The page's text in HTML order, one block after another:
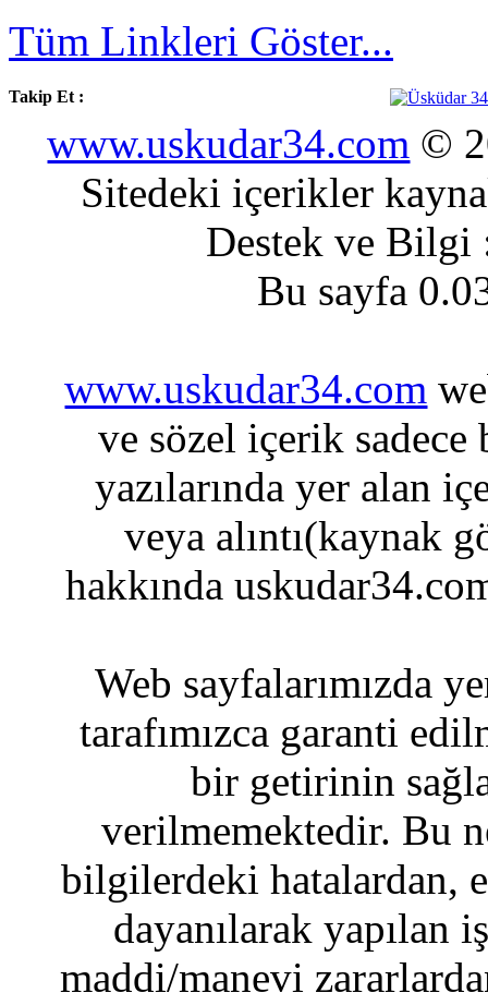
Tüm Linkleri Göster...
Takip Et :
www.uskudar34.com ©
Sitedeki içerikler
Destek ve
Bu sayfa
www.uskudar34.com
ve sözel içerik sadece
yazılarında yer alan
veya alıntı(kaynak
hakkında
Web sayfalarımızda
tarafımızca garanti
bir getirinin
verilmemektedir. Bu
bilgilerdeki hatalardan,
dayanılarak yapılan
maddi/manevi